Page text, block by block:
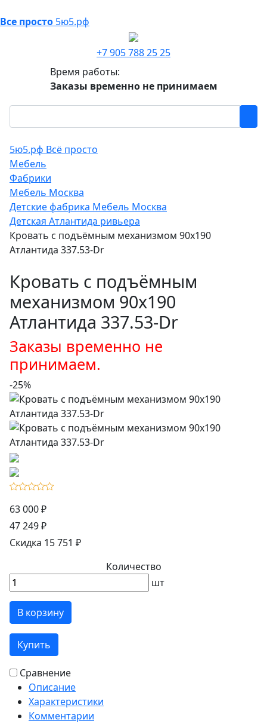
Все просто 5ю5.рф
+7 905 788 25 25
Время работы:
Заказы временно не принимаем
5ю5.рф Всё просто
Мебель
Фабрики
Мебель Москва
Детские фабрика Мебель Москва
Детская Атлантида ривьера
Кровать с подъёмным механизмом 90х190
Атлантида 337.53-Dr
Кровать с подъёмным
механизмом 90х190
Атлантида 337.53-Dr
Заказы временно не
принимаем.
-25%
63 000 ₽
47 249 ₽
Скидка 15 751 ₽
Количество
шт
В корзину
Купить
Сравнение
Описание
Характеристики
Комментарии